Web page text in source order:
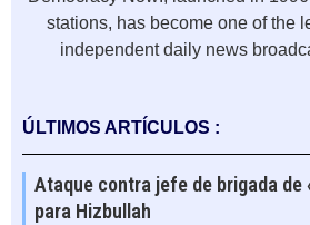
stations, has become one of the
independent daily news
ÚLTIMOS ARTÍCULOS :
Ataque contra jefe de brigada de
para Hizbullah